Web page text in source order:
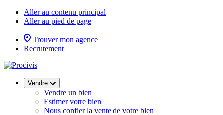
Aller au contenu principal
Aller au pied de page
Trouver mon agence
Recrutement
Vendre
Vendre un bien
Estimer votre bien
Nous confier la vente de votre bien